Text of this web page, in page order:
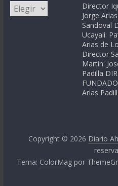
Categorías
Director
Jorge Arias
Sandoval
Ucayali:
Arias de
Director
Martín:
Padilla
Arias
Copyright © 2026 Diario
Tema: ColorMag por